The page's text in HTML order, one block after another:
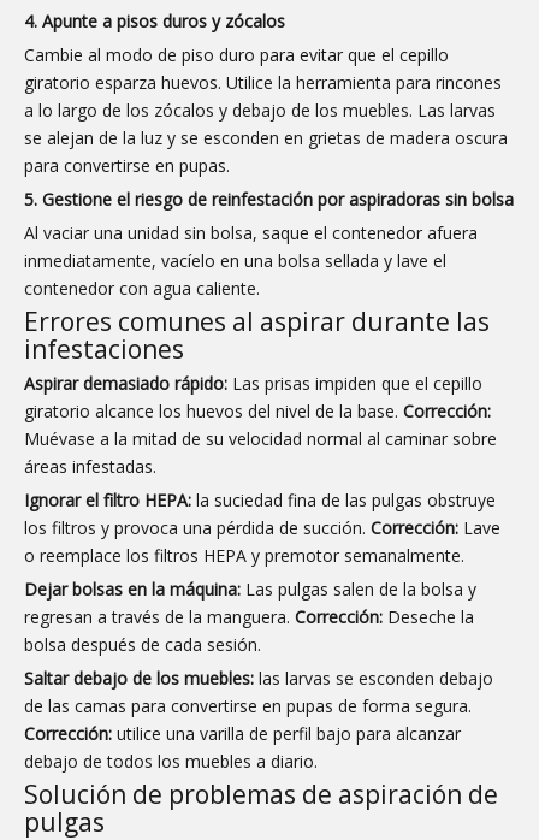
4. Apunte a pisos duros y zócalos
Cambie al modo de piso duro para evitar que el cepillo
giratorio esparza huevos. Utilice la herramienta para rincones
a lo largo de los zócalos y debajo de los muebles. Las larvas
se alejan de la luz y se esconden en grietas de madera oscura
para convertirse en pupas.
5. Gestione el riesgo de reinfestación por aspiradoras sin bolsa
Al vaciar una unidad sin bolsa, saque el contenedor afuera
inmediatamente, vacíelo en una bolsa sellada y lave el
contenedor con agua caliente.
Errores comunes al aspirar durante las
infestaciones
Aspirar demasiado rápido: Las prisas impiden que el cepillo
giratorio alcance los huevos del nivel de la base. Corrección:
Muévase a la mitad de su velocidad normal al caminar sobre
áreas infestadas.
Ignorar el filtro HEPA: la suciedad fina de las pulgas obstruye
los filtros y provoca una pérdida de succión. Corrección: Lave
o reemplace los filtros HEPA y premotor semanalmente.
Dejar bolsas en la máquina: Las pulgas salen de la bolsa y
regresan a través de la manguera. Corrección: Deseche la
bolsa después de cada sesión.
Saltar debajo de los muebles: las larvas se esconden debajo
de las camas para convertirse en pupas de forma segura.
Corrección: utilice una varilla de perfil bajo para alcanzar
debajo de todos los muebles a diario.
Solución de problemas de aspiración de
pulgas